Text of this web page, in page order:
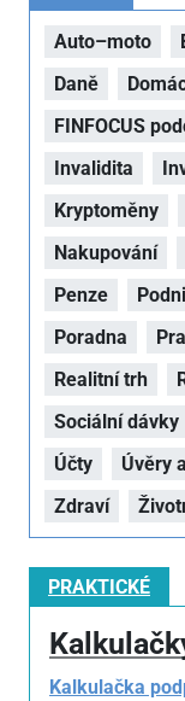
Auto–moto
Daně
FINFOCUS
Invalidita
Kryptoměny
Nakupování
Penze
Poradna
Realitní trh
Sociální dávky
Účty
Úvěry
Zdraví
PRAKTICKÉ
Kalkulačka